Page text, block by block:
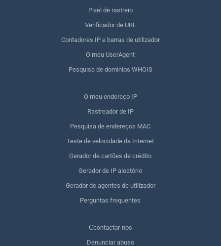
Pixel de rastreio
Verificador de URL
Contadores IP e barras de utilizador
O meu UserAgent
Pesquisa de domínios WHOIS
O meu endereço IP
Rastreador de IP
Pesquisa de endereços MAC
Teste de velocidade da Internet
Gerador de cartões de crédito
Gerador de IP aleatório
Gerador de agentes de utilizador
Perguntas frequentes
Сcontactar-nos
Denunciar abuso